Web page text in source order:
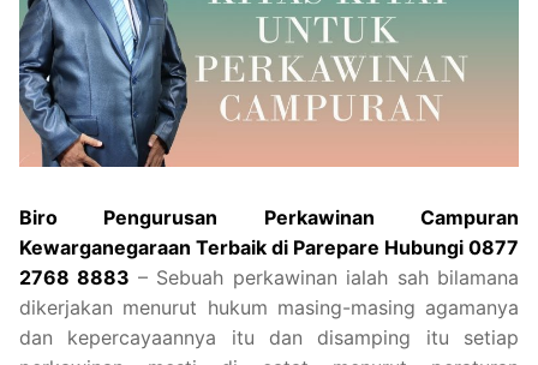
Biro Pengurusan Perkawinan Campuran
Kewarganegaraan Terbaik di Parepare Hubungi 0877
2768 8883 – Sebuah perkawinan ialah sah bilamana
dikerjakan menurut hukum masing-masing agamanya
dan kepercayaannya itu dan disamping itu setiap